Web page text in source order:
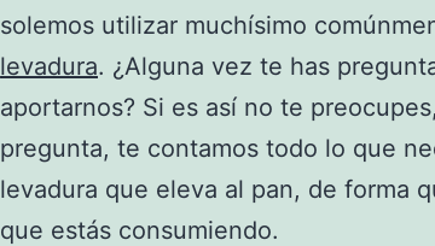
solemos utilizar muchísimo
levadura. ¿Alguna vez te has
aportarnos? Si es así no te
pregunta, te contamos todo lo que
levadura que eleva al pan, de forma
que estás consumiendo.